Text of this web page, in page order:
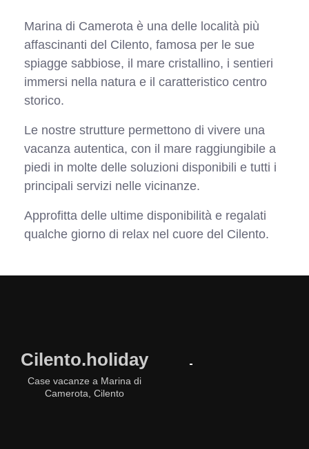
Marina di Camerota è una delle località più
affascinanti del Cilento, famosa per le sue
spiagge sabbiose, il mare cristallino, i sentieri
immersi nella natura e il caratteristico centro
storico.
Le nostre strutture permettono di vivere una
vacanza autentica, con il mare raggiungibile a
piedi in molte delle soluzioni disponibili e tutti i
principali servizi nelle vicinanze.
Approfitta delle ultime disponibilità e regalati
qualche giorno di relax nel cuore del Cilento.
Cilento.holiday
Case vacanze a Marina di
Camerota, Cilento